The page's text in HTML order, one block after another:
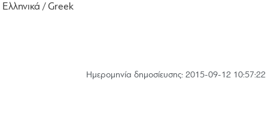
Ελληνικά / Greek
Hμερομηνία δημοσίευσης: 2015-09-12 10:57:22